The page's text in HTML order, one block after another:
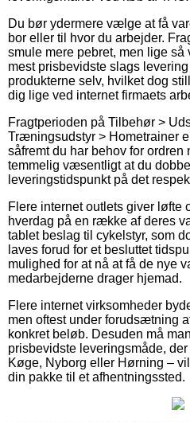
Du bør ydermere vælge at få
bor eller til hvor du arbejder.
smule mere pebret, men lige
mest prisbevidste slags
produkterne selv, hvilket dog
dig lige ved internet firmaets
Fragtperioden på Tilbehør >
Træningsudstyr > Hometrainer
såfremt du har behov for ordren
temmelig væsentligt at du
leveringstidspunkt på det
Flere internet outlets giver løfte
hverdag på en række af deres
tablet beslag til cykelstyr, som
laves forud for et besluttet
mulighed for at nå at få de nye
medarbejderne drager hjemad.
Flere internet virksomheder
men oftest under forudsætning
konkret beløb. Desuden må
prisbevidste leveringsmåde,
Køge, Nyborg eller Hørning –
din pakke til et afhentningssted.